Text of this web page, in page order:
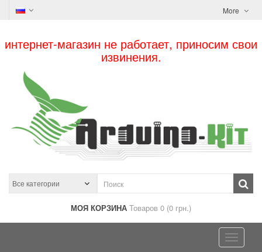
More
интернет-магазин не работает, приносим свои
извинения.
МОЯ КОРЗИНА Товаров 0 (0 грн.)